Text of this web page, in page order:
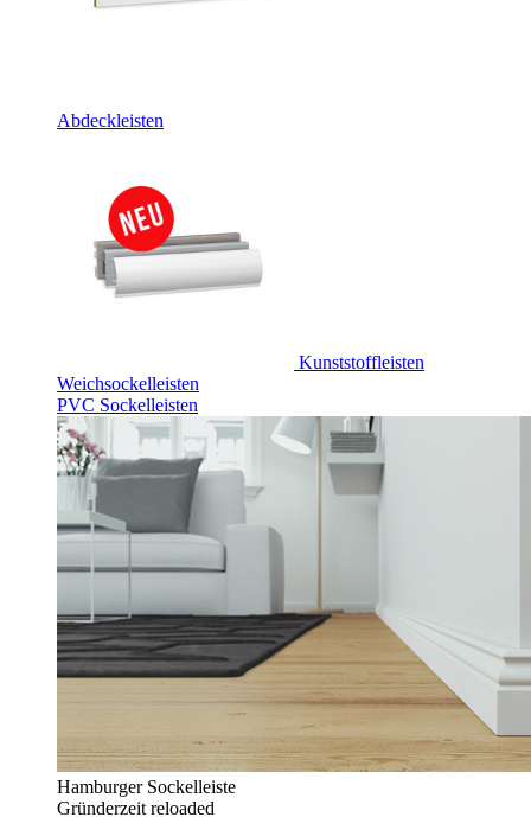
Abdeckleisten
Kunststoffleisten
Weichsockelleisten
PVC Sockelleisten
Hamburger Sockelleiste
Gründerzeit reloaded